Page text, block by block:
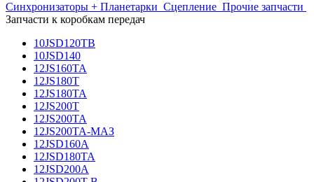
Синхронизаторы + Планетарки Сцепление Прочие запчасти
Запчасти к коробкам передач
10JSD120TB
10JSD140
12JS160TA
12JS180T
12JS180TA
12JS200T
12JS200TA
12JS200TA-МАЗ
12JSD160A
12JSD180TA
12JSD200A